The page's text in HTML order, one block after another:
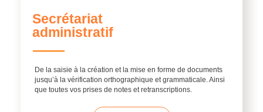
Secrétariat
administratif
De la saisie à la création et la mise en forme de documents
jusqu’à la vérification orthographique et grammaticale. Ainsi
que toutes vos prises de notes et retranscriptions.